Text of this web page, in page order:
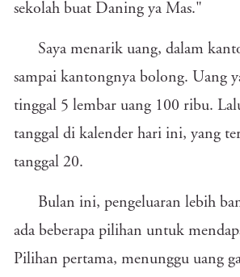
sekolah buat Daning ya Mas."
Saya menarik uang, dalam
sampai kantongnya bolong. Uang
tinggal 5 lembar uang 100 ribu.
tanggal di kalender hari ini, yang
tanggal 20.
Bulan ini, pengeluaran lebih
ada beberapa pilihan untuk
Pilihan pertama, menunggu uang